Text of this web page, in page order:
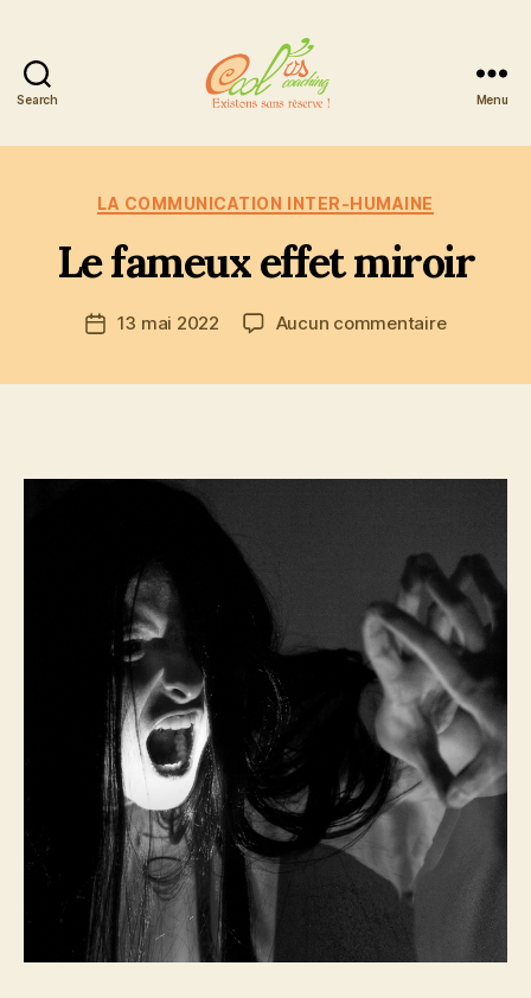
Search
Coaching
Menu
Catégories
LA COMMUNICATION INTER-HUMAINE
Le fameux effet miroir
Date13 mai 2022 Aucun commentairesur